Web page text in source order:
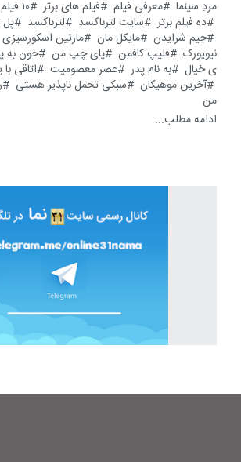
مردِ سینما
معرفی فیلم فیلم های برتر ۱۰ فیلم برتر
ده فیلم برتر
سایت لترباکسد لترباکسد
جیم شرایدن
مایکل مان مارتین اسکورسیزی
نیویورک
فلیپ کافمن پای چپ من خون به
ی خیال
به نام پدر عصر معصومیت
اتاقی
آخرین موهیکان
سبکی تحمل ناپذیر هستی
من
ادامه مطلب...